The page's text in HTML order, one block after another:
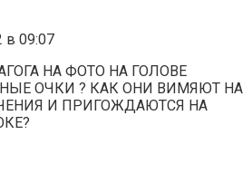
в 09:07
НА ФОТО НА ГОЛОВЕ
ОЧКИ ? КАК ОНИ ВИМЯЮТ НА
И ПРИГОЖДАЮТСЯ НА